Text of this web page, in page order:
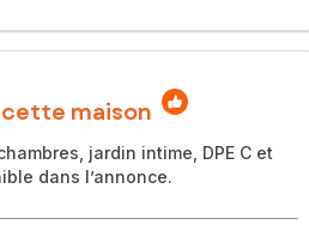
maison
jardin intime, DPE C et
dans l’annonce.